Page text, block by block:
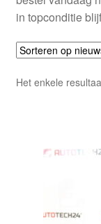
Wereldwijde
Winkelwagen
in topconditie
Het enkele